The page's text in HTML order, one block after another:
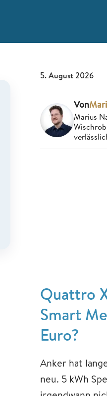
5. August 2026
Von
Marius
Quattro
Smart
Euro?
Anker hat
neu. 5 kWh